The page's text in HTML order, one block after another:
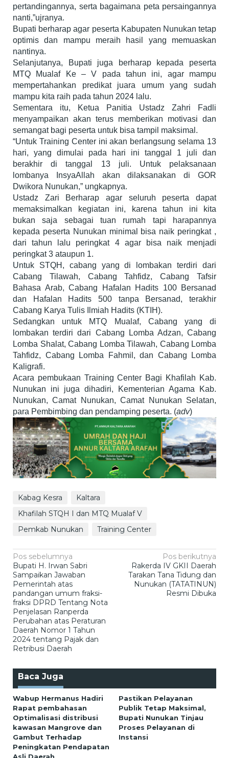
pertandingannya, serta bagaimana peta persaingannya
nanti,”ujranya.
Bupati berharap agar peserta Kabupaten Nunukan tetap
optimis dan mampu meraih hasil yang memuaskan
nantinya.
Selanjutanya, Bupati juga berharap kepada peserta
MTQ Mualaf Ke – V pada tahun ini, agar mampu
mempertahankan predikat juara umum yang sudah
mampu kita raih pada tahun 2024 lalu.
Sementara itu, Ketua Panitia Ustadz Zahri Fadli
menyampaikan akan terus memberikan motivasi dan
semangat bagi peserta untuk bisa tampil maksimal.
“Untuk Training Center ini akan berlangsung selama 13
hari, yang dimulai pada hari ini tanggal 1 juli dan
berakhir di tanggal 13 juli. Untuk pelaksanaan
lombanya InsyaAllah akan dilaksanakan di GOR
Dwikora Nunukan,” ungkapnya.
Ustadz Zari Berharap agar seluruh peserta dapat
memaksimalkan kegiatan ini, karena tahun ini kita
bukan saja sebagai tuan rumah tapi harapannya
kepada peserta Nunukan minimal bisa naik peringkat ,
dari tahun lalu peringkat 4 agar bisa naik menjadi
peringkat 3 ataupun 1.
Untuk STQH, cabang yang di lombakan terdiri dari
Cabang Tilawah, Cabang Tahfidz, Cabang Tafsir
Bahasa Arab, Cabang Hafalan Hadits 100 Bersanad
dan Hafalan Hadits 500 tanpa Bersanad, terakhir
Cabang Karya Tulis Ilmiah Hadits (KTIH).
Sedangkan untuk MTQ Mualaf, Cabang yang di
lombakan terdiri dari Cabang Lomba Adzan, Cabang
Lomba Shalat, Cabang Lomba Tilawah, Cabang Lomba
Tahfidz, Cabang Lomba Fahmil, dan Cabang Lomba
Kaligrafi.
Acara pembukaan Training Center Bagi Khafilah Kab.
Nunukan ini juga dihadiri, Kementerian Agama Kab.
Nunukan, Camat Nunukan, Camat Nunukan Selatan,
para Pembimbing dan pendamping peserta. (adv)
Kabag Kesra
Kaltara
Khafilah STQH I dan MTQ Mualaf V
Pemkab Nunukan
Training Center
Navigasi
pos
Pos sebelumnya
Bupati H. Irwan Sabri
Sampaikan Jawaban
Pemerintah atas
pandangan umum fraksi-
fraksi DPRD Tentang Nota
Penjelasan Ranperda
Perubahan atas Peraturan
Daerah Nomor 1 Tahun
2024 tentang Pajak dan
Retribusi Daerah
Pos berikutnya
Rakerda IV GKII Daerah
Tarakan Tana Tidung dan
Nunukan (TATATINUN)
Resmi Dibuka
Baca Juga
Wabup Hermanus Hadiri
Rapat pembahasan
Optimalisasi distribusi
kawasan Mangrove dan
Gambut Terhadap
Peningkatan Pendapatan
Pastikan Pelayanan
Publik Tetap Maksimal,
Bupati Nunukan Tinjau
Proses Pelayanan di
Instansi